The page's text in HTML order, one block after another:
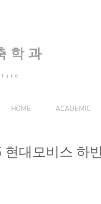
학 과
HOME ACADEMIC
현대모비스 하